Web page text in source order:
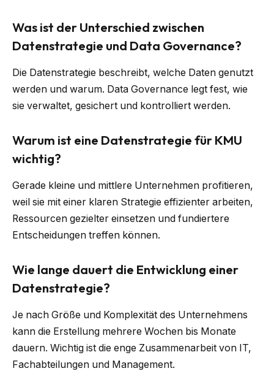
Was ist der Unterschied zwischen
Datenstrategie und Data Governance?
Die Datenstrategie beschreibt, welche Daten genutzt
werden und warum. Data Governance legt fest, wie
sie verwaltet, gesichert und kontrolliert werden.
Warum ist eine Datenstrategie für KMU
wichtig?
Gerade kleine und mittlere Unternehmen profitieren,
weil sie mit einer klaren Strategie effizienter arbeiten,
Ressourcen gezielter einsetzen und fundiertere
Entscheidungen treffen können.
Wie lange dauert die Entwicklung einer
Datenstrategie?
Je nach Größe und Komplexität des Unternehmens
kann die Erstellung mehrere Wochen bis Monate
dauern. Wichtig ist die enge Zusammenarbeit von IT,
Fachabteilungen und Management.